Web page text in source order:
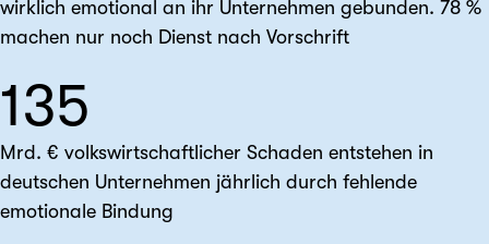
wirklich emotional an ihr Unternehmen gebunden. 78 %
machen nur noch Dienst nach Vorschrift
135
Mrd. € volkswirtschaftlicher Schaden entstehen in
deutschen Unternehmen jährlich durch fehlende
emotionale Bindung